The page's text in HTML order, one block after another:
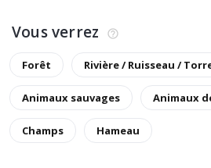
Vous verrez
Forêt Rivière / Ruisseau /
Animaux sauvages Animaux
Champs Hameau